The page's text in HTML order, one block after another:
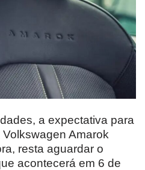
a expectativa para
Amarok
resta aguardar o
acontecerá em 6 de